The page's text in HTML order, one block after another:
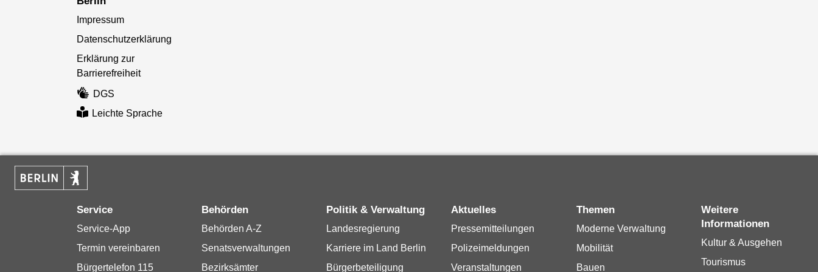
Impressum
Datenschutzerklärung
Erklärung zur
Barrierefreiheit
DGS
Leichte Sprache
Service
Service-App
Termin vereinbaren
Bürgertelefon 115
Behörden
Behörden A-Z
Senatsverwaltungen
Bezirksämter
Politik & Verwaltung
Landesregierung
Karriere im Land Berlin
Bürgerbeteiligung
Aktuelles
Pressemitteilungen
Polizeimeldungen
Veranstaltungen
Themen
Moderne Verwaltung
Mobilität
Bauen
Weitere
Informationen
Kultur & Ausgehen
Tourismus